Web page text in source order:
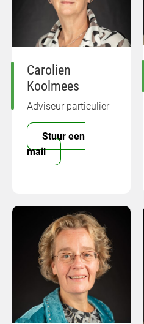
Carolien
Koolmees
Adviseur particulier
Stuur een
mail